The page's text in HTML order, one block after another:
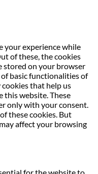
your experience while
of these, the cookies
stored on your browser
basic functionalities of
that help us
this website. These
only with your consent.
these cookies. But
affect your browsing